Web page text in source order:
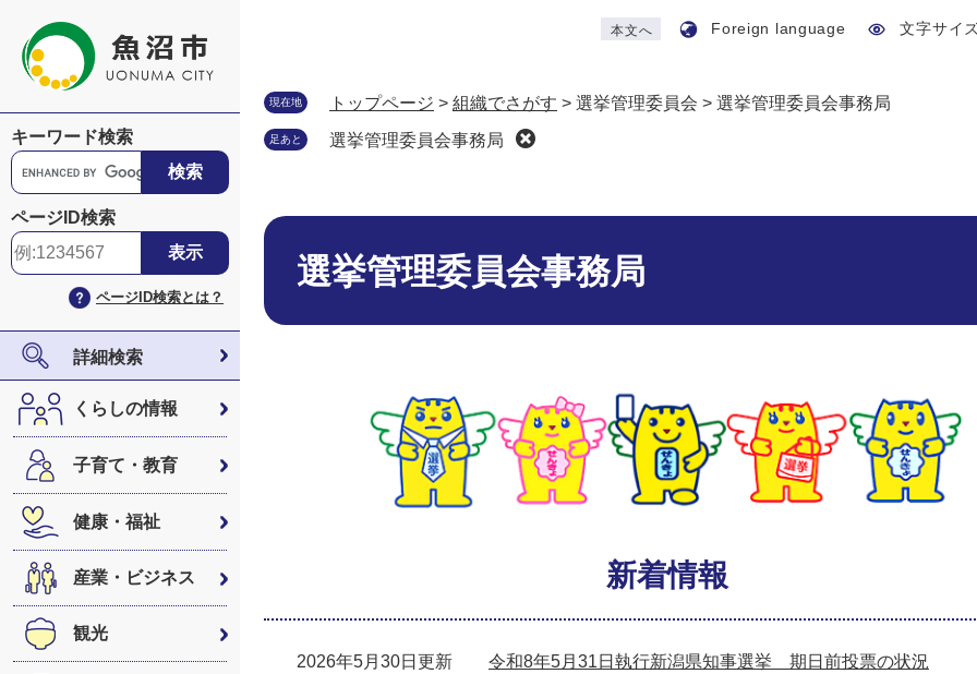
本文へ Foreign language 文字サイ
キーワード検索
G
o
o
g
ス
タ
ム
検
索
ページID検索
ページID検索とは？
詳細検索
くらしの情報
子育て・教育
健康・福祉
産業・ビジネス
観光
現在地 トップページ > 組織でさがす > 選挙管理委員会 > 選挙管理委員会事務局
足あと 選挙管理委員会事務局
本
選挙管理委員会事務局
新着情報
2026年5月30日更新 令和8年5月31日執行新潟県知事選挙 期日前投票の状況